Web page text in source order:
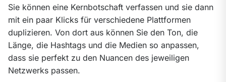
Sie können eine Kernbotschaft verfassen und sie dann
mit ein paar Klicks für verschiedene Plattformen
duplizieren. Von dort aus können Sie den Ton, die
Länge, die Hashtags und die Medien so anpassen,
dass sie perfekt zu den Nuancen des jeweiligen
Netzwerks passen.